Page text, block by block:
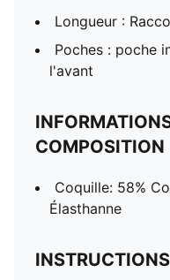
Longueur :
Poches : poche
l'avant
COMPOSITION
Coquille: 58%
Élasthanne